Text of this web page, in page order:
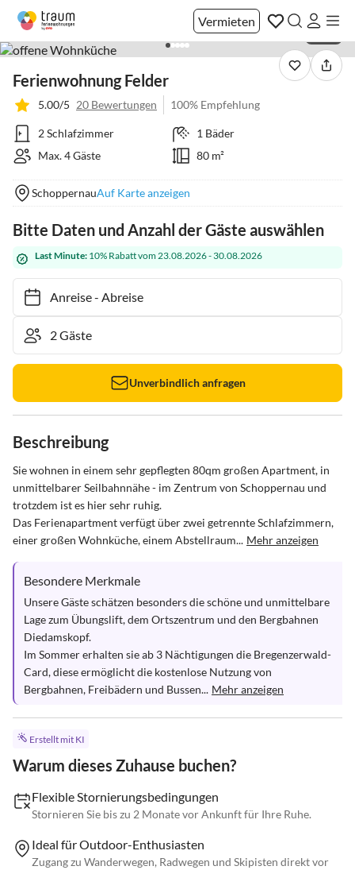
Vermieten
Ferienwohnung Felder
5.00/5 20 Bewertungen 100% Empfehlung
2 Schlafzimmer
1 Bäder
Max. 4 Gäste
80 m²
SchoppernauAuf Karte anzeigen
Bitte Daten und Anzahl der Gäste auswählen
Last Minute: 10% Rabatt vom 23.08.2026 - 30.08.2026
Anreise- Abreise
Unverbindlich anfragen
Beschreibung
Sie wohnen in einem sehr gepflegten 80qm großen Apartment, in
unmittelbarer Seilbahnnähe - im Zentrum von Schoppernau und
trotzdem ist es hier sehr ruhig.
Das Ferienapartment verfügt über zwei getrennte Schlafzimmern,
einer großen Wohnküche, einem Abstellraum... Mehr anzeigen
Besondere Merkmale
Unsere Gäste schätzen besonders die schöne und unmittelbare
Lage zum Übungslift, dem Ortszentrum und den Bergbahnen
Diedamskopf.
Im Sommer erhalten sie ab 3 Nächtigungen die Bregenzerwald-
Card, diese ermöglicht die kostenlose Nutzung von
Bergbahnen, Freibädern und Bussen... Mehr anzeigen
Erstellt mit KI
Warum dieses Zuhause buchen?
Flexible Stornierungsbedingungen
Stornieren Sie bis zu 2 Monate vor Ankunft für Ihre Ruhe.
Ideal für Outdoor-Enthusiasten
Zugang zu Wanderwegen, Radwegen und Skipisten direkt vor